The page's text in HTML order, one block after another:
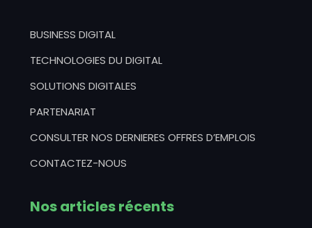
BUSINESS DIGITAL
TECHNOLOGIES DU DIGITAL
SOLUTIONS DIGITALES
PARTENARIAT
CONSULTER NOS DERNIERES OFFRES D’EMPLOIS
CONTACTEZ-NOUS
Nos articles récents